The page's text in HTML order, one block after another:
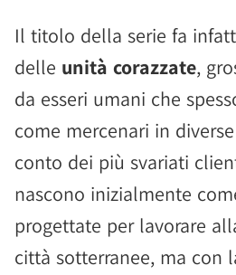
Il titolo della serie fa
delle unità corazzate,
da esseri umani che
come mercenari in
conto dei più svariati
nascono inizialmente
progettate per lavorare
città sotterranee, ma con